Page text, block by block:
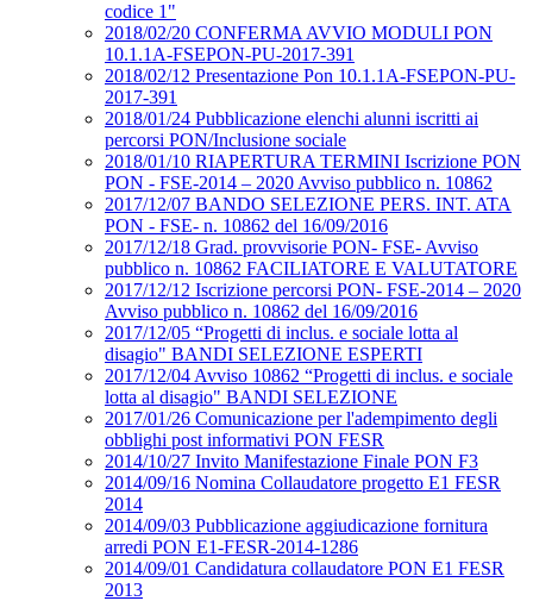
codice 1"
2018/02/20 CONFERMA AVVIO MODULI PON
10.1.1A-FSEPON-PU-2017-391
2018/02/12 Presentazione Pon 10.1.1A-FSEPON-PU-
2017-391
2018/01/24 Pubblicazione elenchi alunni iscritti ai
percorsi PON/Inclusione sociale
2018/01/10 RIAPERTURA TERMINI Iscrizione PON
PON - FSE-2014 – 2020 Avviso pubblico n. 10862
2017/12/07 BANDO SELEZIONE PERS. INT. ATA
PON - FSE- n. 10862 del 16/09/2016
2017/12/18 Grad. provvisorie PON- FSE- Avviso
pubblico n. 10862 FACILIATORE E VALUTATORE
2017/12/12 Iscrizione percorsi PON- FSE-2014 – 2020
Avviso pubblico n. 10862 del 16/09/2016
2017/12/05 “Progetti di inclus. e sociale lotta al
disagio" BANDI SELEZIONE ESPERTI
2017/12/04 Avviso 10862 “Progetti di inclus. e sociale
lotta al disagio" BANDI SELEZIONE
2017/01/26 Comunicazione per l'adempimento degli
obblighi post informativi PON FESR
2014/10/27 Invito Manifestazione Finale PON F3
2014/09/16 Nomina Collaudatore progetto E1 FESR
2014
2014/09/03 Pubblicazione aggiudicazione fornitura
arredi PON E1-FESR-2014-1286
2014/09/01 Candidatura collaudatore PON E1 FESR
2013